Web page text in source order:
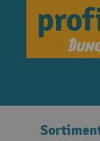
Skip to